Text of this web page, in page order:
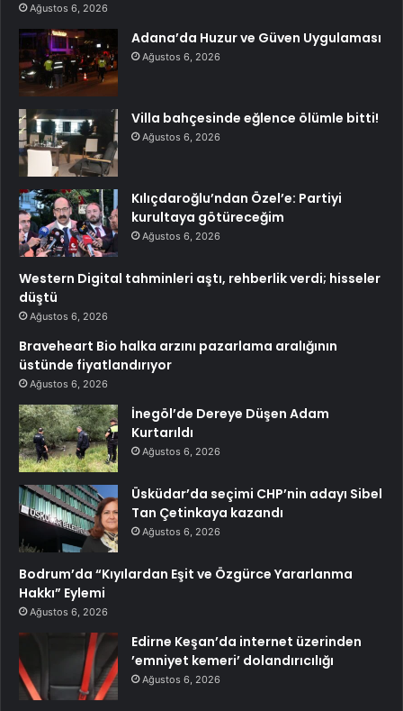
Ağustos 6, 2026
Adana’da Huzur ve Güven Uygulaması
Ağustos 6, 2026
Villa bahçesinde eğlence ölümle bitti!
Ağustos 6, 2026
Kılıçdaroğlu’ndan Özel’e: Partiyi
kurultaya götüreceğim
Ağustos 6, 2026
Western Digital tahminleri aştı, rehberlik verdi; hisseler
düştü
Ağustos 6, 2026
Braveheart Bio halka arzını pazarlama aralığının
üstünde fiyatlandırıyor
Ağustos 6, 2026
İnegöl’de Dereye Düşen Adam
Kurtarıldı
Ağustos 6, 2026
Üsküdar’da seçimi CHP’nin adayı Sibel
Tan Çetinkaya kazandı
Ağustos 6, 2026
Bodrum’da “Kıyılardan Eşit ve Özgürce Yararlanma
Hakkı” Eylemi
Ağustos 6, 2026
Edirne Keşan’da internet üzerinden
’emniyet kemeri’ dolandırıcılığı
Ağustos 6, 2026